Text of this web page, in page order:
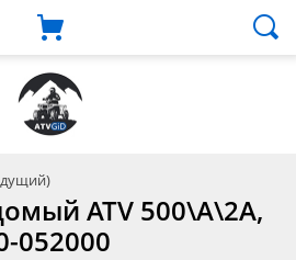
ATV 500\A\2A,
052000